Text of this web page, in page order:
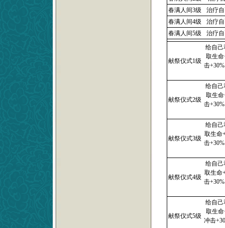
春满人间3级
治疗
春满人间4级
治疗
春满人间5级
治疗
献祭仪式1级
给自己
取生
击
献祭仪式2级
给自己
取生
击
献祭仪式3级
给自己
取生命
击
献祭仪式4级
给自己
取生命
击
献祭仪式5级
给自己
取生命
冲击